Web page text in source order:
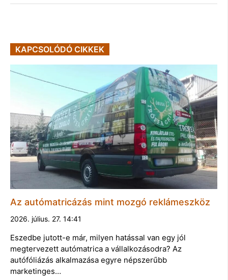
KAPCSOLÓDÓ CIKKEK
Az autómatricázás mint mozgó reklámeszköz
2026. július. 27. 14:41
Eszedbe jutott-e már, milyen hatással van egy jól
megtervezett autómatrica a vállalkozásodra? Az
autófóliázás alkalmazása egyre népszerűbb
marketinges…